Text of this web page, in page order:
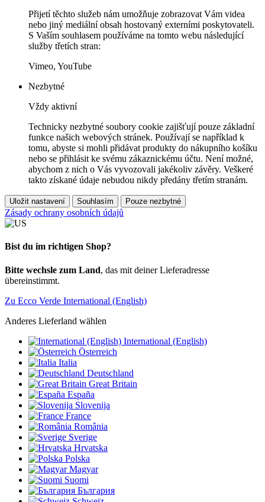
Přijetí těchto služeb nám umožňuje zobrazovat Vám videa
nebo jiný mediální obsah hostovaný externími poskytovateli.
S Vaším souhlasem používáme na tomto webu následující
služby třetích stran:
Vimeo, YouTube
Nezbytné
Vždy aktivní
Technicky nezbytné soubory cookie zajišťují pouze základní
funkce našich webových stránek. Používají se například k
tomu, abyste si mohli přidávat produkty do nákupního košíku
nebo se přihlásit ke svému zákaznickému účtu. Není možné,
abychom z nich o Vás vyvozovali jakékoliv závěry. Veškeré
takto získané údaje nebudou nikdy předány třetím stranám.
Uložit nastavení Souhlasím Pouze nezbytné
Zásady ochrany osobních údajů
Bist du im richtigen Shop?
Bitte wechsle zum Land, das mit deiner Lieferadresse
übereinstimmt.
Zu Ecco Verde International (English)
Anderes Lieferland wählen
International (English)
Österreich
Italia
Deutschland
Great Britain
España
Slovenija
France
România
Sverige
Hrvatska
Polska
Magyar
Suomi
България